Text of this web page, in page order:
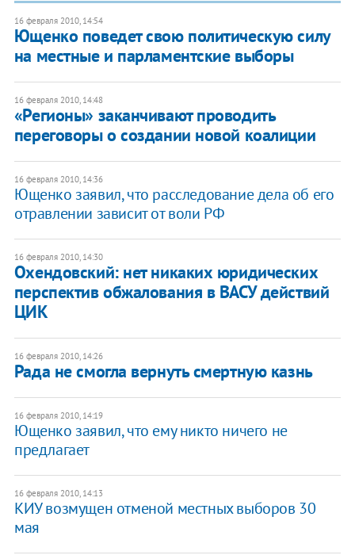
16 февраля 2010, 14:54
Ющенко поведет свою политическую силу
на местные и парламентские выборы
16 февраля 2010, 14:48
«Регионы» заканчивают проводить
переговоры о создании новой коалиции
16 февраля 2010, 14:36
Ющенко заявил, что расследование дела об его
отравлении зависит от воли РФ
16 февраля 2010, 14:30
Охендовский: нет никаких юридических
перспектив обжалования в ВАСУ действий
ЦИК
16 февраля 2010, 14:26
Рада не смогла вернуть смертную казнь
16 февраля 2010, 14:19
Ющенко заявил, что ему никто ничего не
предлагает
16 февраля 2010, 14:13
КИУ возмущен отменой местных выборов 30
мая